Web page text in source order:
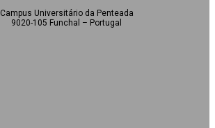
Campus Universitário da Penteada
9020-105 Funchal – Portugal